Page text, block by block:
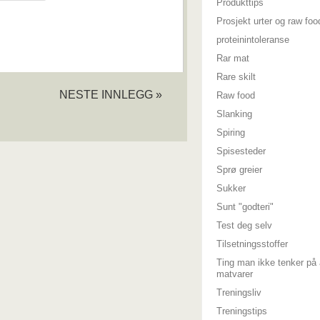
NESTE INNLEGG »
Produkttips
Prosjekt urter og raw
proteinintoleranse
Rar mat
Rare skilt
Raw food
Slanking
Spiring
Spisesteder
Sprø greier
Sukker
Sunt "godteri"
Test deg selv
Tilsetningsstoffer
Ting man ikke tenker på
matvarer
Treningsliv
Treningstips